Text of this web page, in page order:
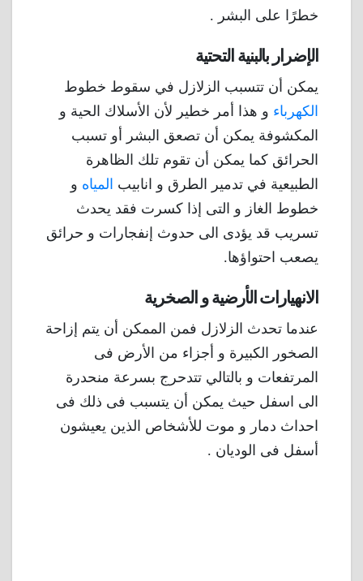
خطرًا على البشر .
الإضرار بالبنية التحتية
يمكن أن تتسبب الزلازل في سقوط خطوط
الكهرباء و هذا أمر خطير لأن الأسلاك الحية و
المكشوفة يمكن أن تصعق البشر أو تسبب
الحرائق كما يمكن أن تقوم تلك الظاهرة
الطبيعية في تدمير الطرق و انابيب المياه و
خطوط الغاز و التى إذا كسرت فقد يحدث
تسريب قد يؤدى الى حدوث إنفجارات و حرائق
يصعب احتواؤها.
الانهيارات الأرضية و الصخرية
عندما تحدث الزلازل فمن الممكن أن يتم إزاحة
الصخور الكبيرة و أجزاء من الأرض فى
المرتفعات و بالتالي تتدحرج بسرعة منحدرة
الى اسفل حيث يمكن أن يتسبب فى ذلك فى
احداث دمار و موت للأشخاص الذين يعيشون
أسفل فى الوديان .